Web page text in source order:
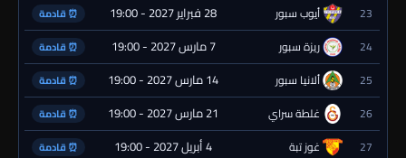
23 أيوب سبور 28 فبراير 2027 - 19:00 ⏰ قادمة
24 ريزة سبور 7 مارس 2027 - 19:00 ⏰ قادمة
25 ألانيا سبور 14 مارس 2027 - 19:00 ⏰ قادمة
26 غلطة سراي 21 مارس 2027 - 19:00 ⏰ قادمة
27 غوز تبة 4 أبريل 2027 - 19:00 ⏰ قادمة